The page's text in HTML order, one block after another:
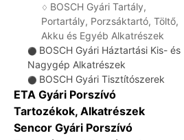
♢ BOSCH Gyári Tartály,
Portartály, Porzsáktartó, Töltő,
Akku és Egyéb Alkatrészek
⚫ BOSCH Gyári Háztartási Kis- és
Nagygép Alkatrészek
⚫ BOSCH Gyári Tisztítószerek
ETA Gyári Porszívó
Tartozékok, Alkatrészek
Sencor Gyári Porszívó